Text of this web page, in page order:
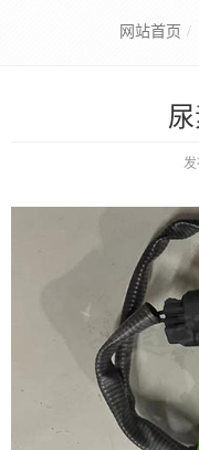
网站首页
发